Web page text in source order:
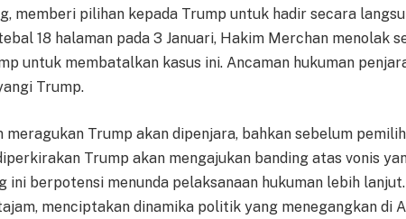
memberi pilihan kepada Trump untuk hadir secara
18 halaman pada 3 Januari, Hakim Merchan menolak
untuk membatalkan kasus ini. Ancaman hukuman
Trump.
meragukan Trump akan dipenjara, bahkan sebelum
Trump akan mengajukan banding atas vonis
ini berpotensi menunda pelaksanaan hukuman lebih
menciptakan dinamika politik yang menegangkan di